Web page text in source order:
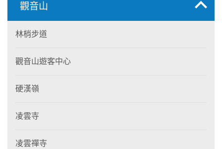
觀音山
林梢步道
觀音山遊客中心
硬漢嶺
凌雲寺
凌雲禪寺